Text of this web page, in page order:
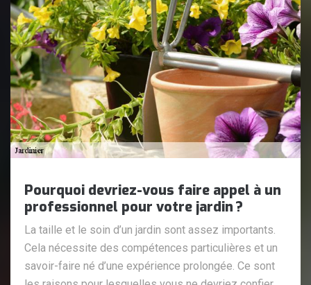
Pourquoi devriez-vous faire appel à un
professionnel pour votre jardin ?
La taille et le soin d’un jardin sont assez importants.
Cela nécessite des compétences particulières et un
savoir-faire né d’une expérience prolongée. Ce sont